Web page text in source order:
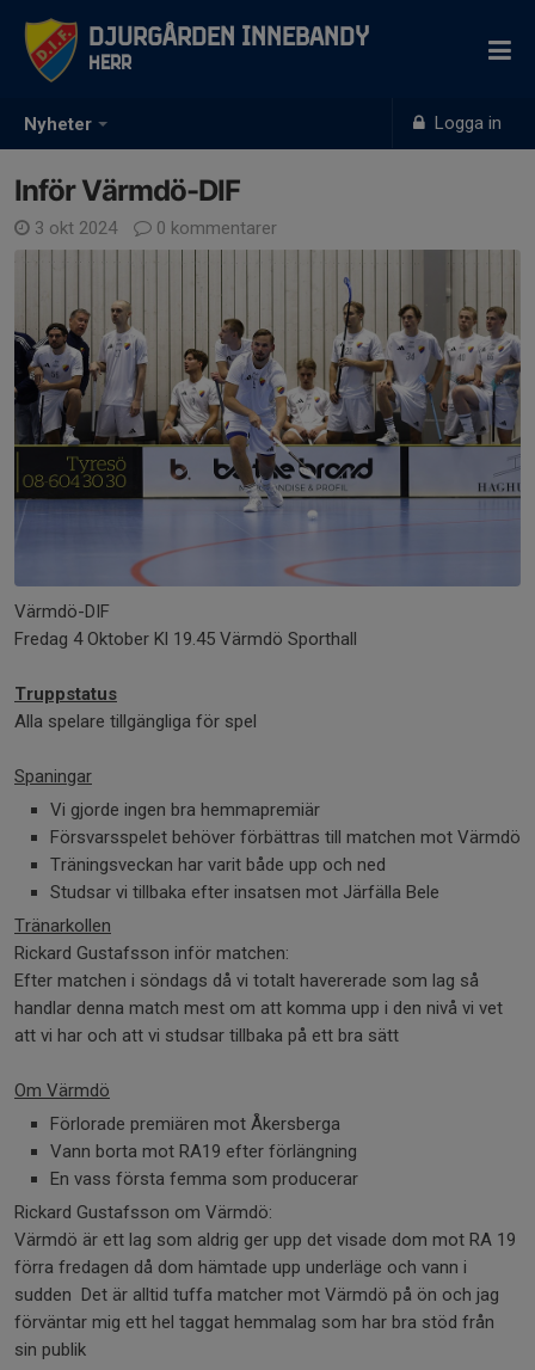
Nyheter Logga in
Djurgården Innebandy
Herr
Inför Värmdö-DIF
3 okt 2024 0 kommentarer
Värmdö-DIF
Fredag 4 Oktober Kl 19.45 Värmdö Sporthall
Truppstatus
Alla spelare tillgängliga för spel
Spaningar
Vi gjorde ingen bra hemmapremiär
Försvarsspelet behöver förbättras till matchen mot Värmdö
Träningsveckan har varit både upp och ned
Studsar vi tillbaka efter insatsen mot Järfälla Bele
Tränarkollen
Rickard Gustafsson inför matchen:
Efter matchen i söndags då vi totalt havererade som lag så
handlar denna match mest om att komma upp i den nivå vi vet
att vi har och att vi studsar tillbaka på ett bra sätt
Om Värmdö
Förlorade premiären mot Åkersberga
Vann borta mot RA19 efter förlängning
En vass första femma som producerar
Rickard Gustafsson om Värmdö:
Värmdö är ett lag som aldrig ger upp det visade dom mot RA 19
förra fredagen då dom hämtade upp underläge och vann i
sudden Det är alltid tuffa matcher mot Värmdö på ön och jag
förväntar mig ett hel taggat hemmalag som har bra stöd från
sin publik